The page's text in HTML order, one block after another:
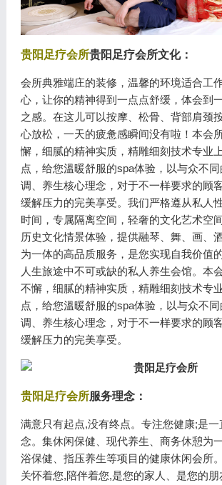
贵阳足疗会所贵阳足疗会所文化：
会所典雅端庄的装修，温馨的环境适合工
心，让你的精神得到一点点舒缓，体会到
之感。在这儿可以按摩、松骨、背部肩颈
心放松，一天的疲惫感瞬间没有啦！本会
懈，细腻的精神实质，精雕细刻技术专业
点，给您溫暖舒服的spa体验，以与众不
调、养生核心理念，对于不一样要求的顾
缓解压力的完美享受。我们严格遵从私人
时间，专属隔离空间，轻奢的文化艺术空
历史文化情景体验，提供融琴、舞、画、
为一体的高品质服务，是您实现自我价值
人生旅途中不可或缺的私人养生会馆。本
不懈，细腻的精神实质，精雕细刻技术专
点，给您溫暖舒服的spa体验，以与众不
调、养生核心理念，对于不一样要求的顾
缓解压力的完美享受。
贵阳足疗会所服务理念：
满意只有起点,没有终点。专注您健康;是
念。集休闲保健、现代养生、商务休憩为
浴保健、指压养生等项目的健康休闲会所
关怀着您,陪伴着您,是您的家人、是您的朋